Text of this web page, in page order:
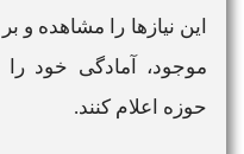
این نیازها را مشاهده
موجود، آمادگی خود
حوزه اعلام کنند.